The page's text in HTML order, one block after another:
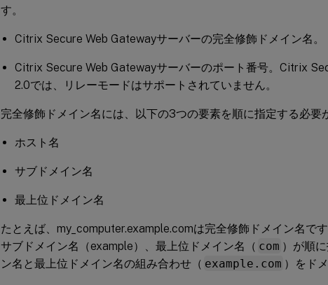
す。
Citrix Secure Web Gatewayサーバーの完全修飾ドメイン名。
Citrix Secure Web Gatewayサーバーのポート番号。Citrix
2.0では、リレーモードはサポートされていません。
完全修飾ドメイン名には、以下の3つの要素を順に指定する必要
ホスト名
サブドメイン名
最上位ドメイン名
たとえば、my_computer.example.comは完全修飾ドメイン名で
サブドメイン名（example）、最上位ドメイン名（ com ）が順
ン名と最上位ドメイン名の組み合わせ（ example.com ）をド